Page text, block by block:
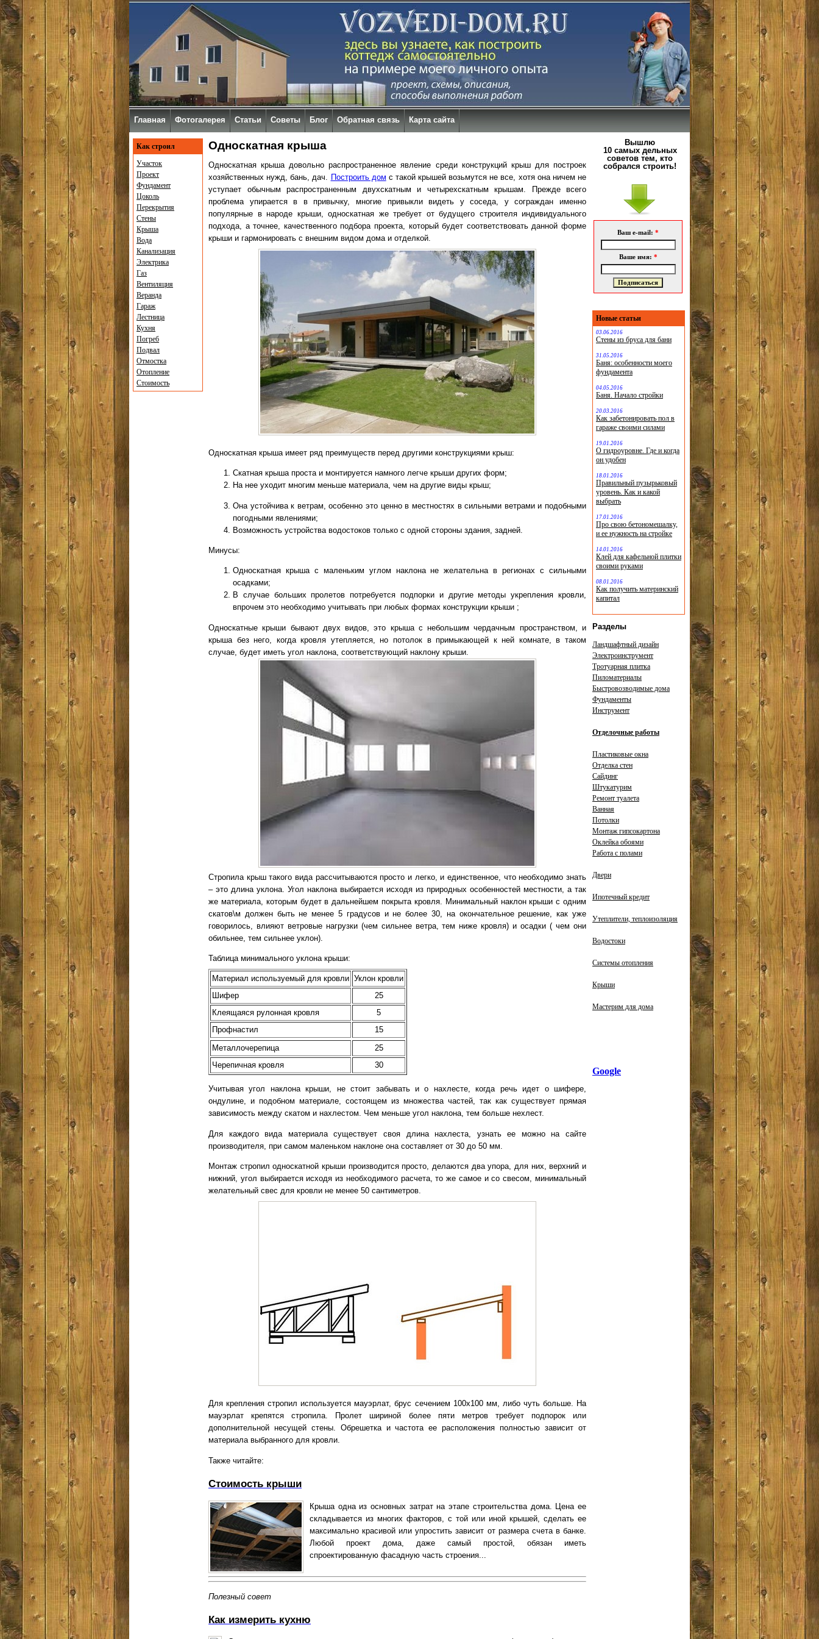
Односкатная крыша
Односкатная крыша довольно распространенное явление среди конструкций крыш для построек
хозяйственных нужд, бань, дач.
Построить дом с такой крышей возьмутся не все, хотя она ничем не
уступает обычным распространенным двухскатным и четырехскатным крышам. Прежде всего
проблема упирается в в привычку, многие привыкли видеть у соседа, у сограждан именно
популярные в народе крыши, односкатная же требует от будущего строителя индивидуального
подхода, а точнее, качественного подбора проекта, который будет соответствовать данной форме
крыши и гармонировать с внешним видом дома и отделкой.
Односкатная крыша имеет ряд преимуществ перед другими конструкциями крыш:
Скатная крыша проста и монтируется намного легче крыши других форм;
На нее уходит многим меньше материала, чем на другие виды крыш;
Она устойчива к ветрам, особенно это ценно в местностях в сильными ветрами и подобными
погодными явлениями;
Возможность устройства водостоков только с одной стороны здания, задней.
Минусы:
Односкатная крыша с маленьким углом наклона не желательна в регионах с сильными
осадками;
В случае больших пролетов потребуется подпорки и другие методы укрепления кровли,
впрочем это необходимо учитывать при любых формах конструкции крыши ;
Односкатные крыши бывают двух видов, это крыша с небольшим чердачным пространством, и
крыша без него, когда кровля утепляется, но потолок в примыкающей к ней комнате, в таком
случае, будет иметь угол наклона, соответствующий наклону крыши.
Стропила крыш такого вида рассчитываются просто и легко, и единственное, что необходимо знать
– это длина уклона. Угол наклона выбирается исходя из природных особенностей местности, а так
же материала, которым будет в дальнейшем покрыта кровля. Минимальный наклон крыши с одним
скатов\м должен быть не менее 5 градусов и не более 30, на окончательное решение, как уже
говорилось, влияют ветровые нагрузки (чем сильнее ветра, тем ниже кровля) и осадки ( чем они
обильнее, тем сильнее уклон).
Таблица минимального уклона крыши:
Материал используемый для кровли Уклон кровли
Шифер
25
Клеящаяся рулонная кровля
5
Профнастил
15
Металлочерепица
25
Черепичная кровля
30
Учитывая угол наклона крыши, не стоит забывать и о нахлесте, когда речь идет о шифере,
ондулине, и подобном материале, состоящем из множества частей, так как существует прямая
зависимость между скатом и нахлестом. Чем меньше угол наклона, тем больше нехлест.
Для каждого вида материала существует своя длина нахлеста, узнать ее можно на сайте
производителя, при самом маленьком наклоне она составляет от 30 до 50 мм.
Монтаж стропил односкатной крыши производится просто, делаются два упора, для них, верхний и
нижний, угол выбирается исходя из необходимого расчета, то же самое и со свесом, минимальный
желательный свес для кровли не менее 50 сантиметров.
Для крепления стропил используется мауэрлат, брус сечением 100х100 мм, либо чуть больше. На
мауэрлат крепятся стропила. Пролет шириной более пяти метров требует подпорок или
дополнительной несущей стены. Обрешетка и частота ее расположения полностью зависит от
материала выбранного для кровли.
Также читайте:
Стоимость крыши
Крыша одна из основных затрат на этапе строительства дома. Цена ее
складывается из многих факторов, с той или иной крышей, сделать ее
максимально красивой или упростить зависит от размера счета в банке.
Любой проект дома, даже самый простой, обязан иметь
спроектированную фасадную часть строения...
Полезный совет
Как измерить кухню
Как строил
Участок
Проект
Фундамент
Цоколь
Перекрытия
Стены
Крыша
Вода
Канализация
Электрика
Газ
Вентиляция
Веранда
Гараж
Лестница
Кухня
Погреб
Подвал
Отмостка
Отопление
Стоимость
Вышлю
10 самых дельных
советов тем, кто
собрался строить!
Ваш e-mail: *
Ваше имя: *
Новые статьи
03.06.2016
Стены из бруса для бани
31.05.2016
Баня: особенности моего
фундамента
04.05.2016
Баня. Начало стройки
20.03.2016
Как забетонировать пол в
гараже своими силами
19.01.2016
О гидроуровне. Где и когда
он удобен
18.01.2016
Правильный пузырьковый
уровень. Как и какой
выбрать
17.01.2016
Про свою бетономешалку,
и ее нужность на стройке
14.01.2016
Клей для кафельной плитки
своими руками
08.01.2016
Как получить материнский
капитал
Разделы
Ландшафтный дизайн
Электроинструмент
Тротуарная плитка
Пиломатериалы
Быстровозводимые дома
Фундаменты
Инструмент
Отделочные работы
Пластиковые окна
Отделка стен
Сайдинг
Штукатурим
Ремонт туалета
Ванная
Потолки
Монтаж гипсокартона
Оклейка обоями
Работа с полами
Двери
Ипотечный кредит
Утеплители, теплоизоляция
Водостоки
Системы отопления
Крыши
Мастерим для дома
Google
Главная Фотогалерея Статьи Советы Блог Обратная связь Карта сайта